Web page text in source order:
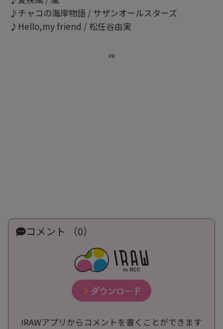
♪チャコの海岸物語 / サザンオールスターズ
♪Hello,my friend / 松任谷由実
PR
コメント （0）
IRAWアプリからコメントを書くことができます